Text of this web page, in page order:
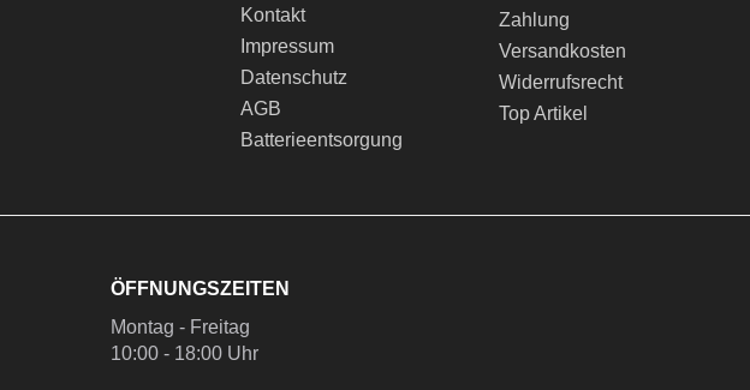
Kontakt
Impressum
Datenschutz
AGB
Batterieentsorgung
Zahlung
Versandkosten
Widerrufsrecht
Top Artikel
ÖFFNUNGSZEITEN
Montag - Freitag
10:00 - 18:00 Uhr